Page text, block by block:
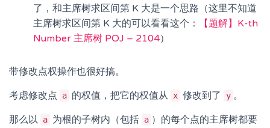
了，和主席树求区间第 K 大是一个思路（这里不知道
主席树求区间第 K 大的可以看看这个：
【题解】K-th
Number 主席树 POJ – 2104）
带修改点权操作也很好搞。
考虑修改点
a 的权值，把它的权值从 x 修改到了 y 。
那么以 a 为根的子树内（包括 a ）的每个点的主席树都要